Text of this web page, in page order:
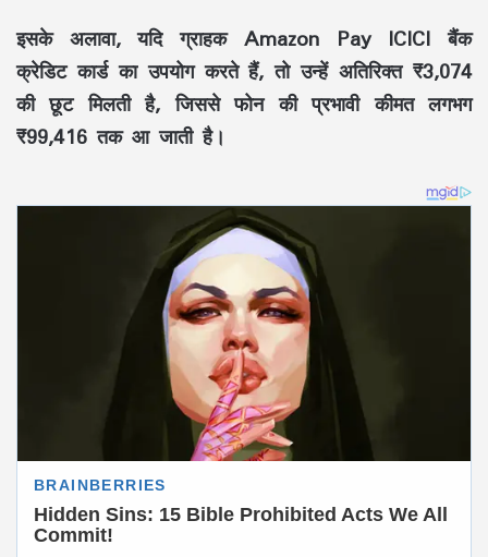
इसके अलावा, यदि ग्राहक Amazon Pay ICICI बैंक
क्रेडिट कार्ड का उपयोग करते हैं, तो उन्हें अतिरिक्त ₹3,074
की छूट मिलती है, जिससे फोन की प्रभावी कीमत लगभग
₹99,416 तक आ जाती है।